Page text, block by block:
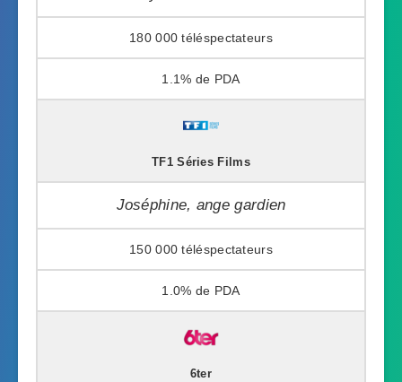
180 000
1.1%
TF1 Séries Films
Joséphine, ange gardien
150 000
1.0%
6ter